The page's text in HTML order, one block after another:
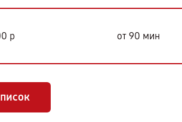
р от 90 мин